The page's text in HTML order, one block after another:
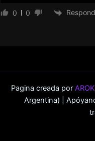
0 0
Pagina creada por
Argentina) |